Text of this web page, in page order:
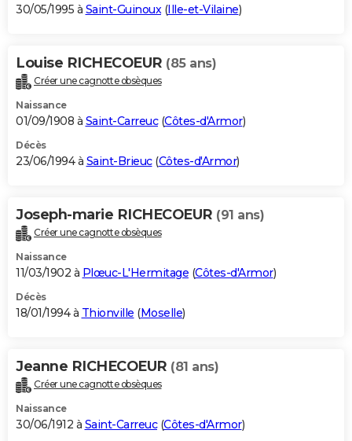
30/05/1995 à Saint-Guinoux(Ille-et-Vilaine)
Louise RICHECOEUR (85 ans)
Créer une cagnotte obsèques
Naissance
01/09/1908 à Saint-Carreuc(Côtes-d'Armor)
Décès
23/06/1994 à Saint-Brieuc(Côtes-d'Armor)
Joseph-marie RICHECOEUR (91 ans)
Créer une cagnotte obsèques
Naissance
11/03/1902 à Plœuc-L'Hermitage (Côtes-d'Armor)
Décès
18/01/1994 à Thionville (Moselle)
Jeanne RICHECOEUR (81 ans)
Créer une cagnotte obsèques
Naissance
30/06/1912 à Saint-Carreuc(Côtes-d'Armor)